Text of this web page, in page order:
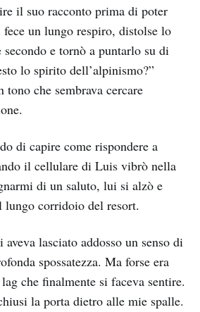
il suo racconto prima di poter
un lungo respiro, distolse lo
secondo e tornò a puntarlo su di
lo spirito dell’alpinismo?”
che sembrava cercare
di capire come rispondere a
il cellulare di Luis vibrò nella
di un saluto, lui si alzò e
corridoio del resort.
lasciato addosso un senso di
spossatezza. Ma forse era
che finalmente si faceva sentire.
la porta dietro alle mie spalle.